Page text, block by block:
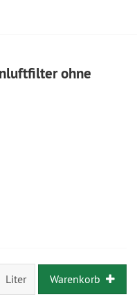
ohne
Liter Warenkorb